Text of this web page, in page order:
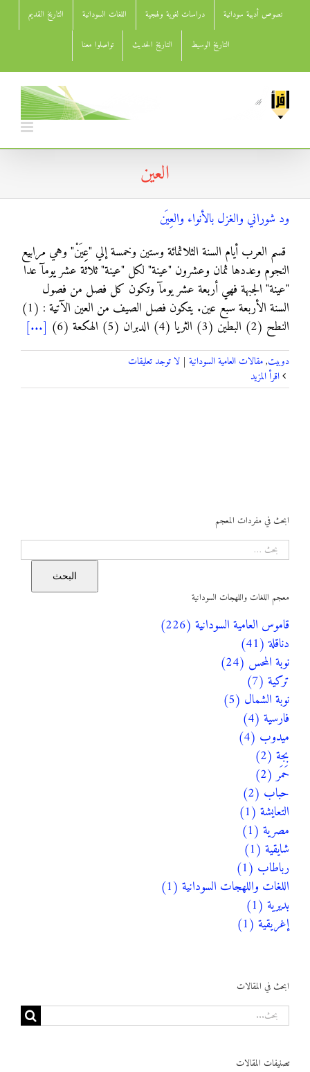
نصوص أدبية سودانية دراسات لغوية ولهجية اللغات السودانية التاريخ القديم
التاريخ الوسيط التاريخ الحديث تواصلوا معنا
العين
ود شوراني والغزل بالأنواء والعِيَن
قسم العرب أيام السنة الثلاثمائة وستين وخمسة إلي "عِِيَنْ" وهي مرابيع
النجوم وعددها ثمان وعشرون "عينة" لكل "عينة" ثلاثة عشر يومآ عدا
"عينة" الجبهة فهي أربعة عشر يومآ وتكون كل فصل من فصول
السنة الأربعة سبع عين. يتكون فصل الصيف من العين الآتية : (1)
النطح (2) البطين (3) الثريا (4) الدبران (5) الهكعة (6)
[...]
دوبيت,مقالات العامية السودانية | لا توجد تعليقات
ابحث في المقالات
البحث
عن:
تصنيفات المقالات
ابحث في مفردات المعجم
البحث
البحث
معجم اللغات واللهجات السودانية
قاموس العامية السودانية (226)
دناقلة (41)
نوبة المحس (24)
تركية (7)
نوبة الشمال (5)
فارسية (4)
ميدوب (4)
بجة (2)
حَمَر (2)
حباب (2)
التعايشة (1)
مصرية (1)
شايقية (1)
رباطاب (1)
اللغات واللهجات السودانية (1)
بديرية (1)
إغريقية (1)